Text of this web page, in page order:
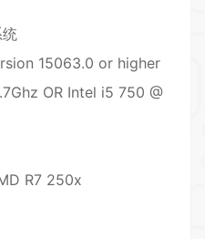
15063.0 or higher
OR Intel i5 750 @
R7 250x